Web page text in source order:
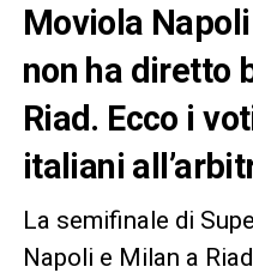
Moviola
non ha diretto
Riad. Ecco i
italiani
La semifinale di
Napoli e Milan a